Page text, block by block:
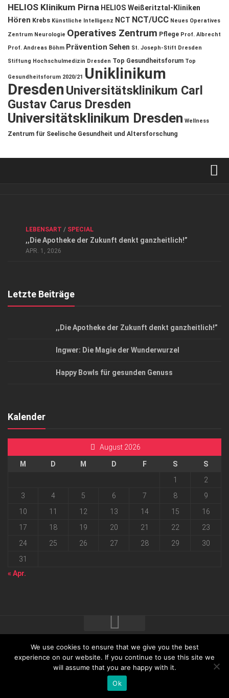
HELIOS Klinikum Pirna HELIOS Weißeritztal-Kliniken
Hören Krebs Künstliche Intelligenz NCT NCT/UCC Neues Operatives
Zentrum Neurologie Operatives Zentrum Pflege Prof. Albrecht
Prof. Andreas Böhm Prävention Sehen St. Joseph-Stift Dresden
Stiftung Hochschulmedizin Dresden Top Gesundheitsforum Top
Gesundheitsforum 2020/21 Uniklinikum
DresdenUniversitätsklinikum Carl
Gustav Carus Dresden
Universitätsklinikum Dresden Wellness
Zentrum für Seelische Gesundheit und Altersforschung
Datenschutzerklärung
Top Magazin Dresden / Ostsachsen
LEBENSART / SPECIAL
,,Die Apotheke der Zukunft denkt ganzheitlich!”
APR. 1, 2026
Letzte Beiträge
,,Die Apotheke der Zukunft denkt ganzheitlich!”
Ingwer: Die Magie der Wunderwurzel
Happy Bowls für gesunden Genuss
Kalender
August 2026
M D M D F S
S
1
2
3
4 5 6 7 8
9
10
11 12 13 14 15
16
17
18 19 20 21 22
23
24
25 26 27 28 29
30
31
« Apr.
2026 progressmedia Verlag & Werbeagentur GmbH • Bautzner
Landstraße 62 • 01324 Dresden
We use cookies to ensure that we give you the best
experience on our website. If you continue to use this site we
will assume that you are happy with it.
Ok